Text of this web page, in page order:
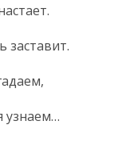
заставит.
узнаем…